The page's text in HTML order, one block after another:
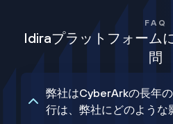
FAQ
Idiraプラットフォーム
問
弊社はCyberArkの長年
行は、弊社にどのような